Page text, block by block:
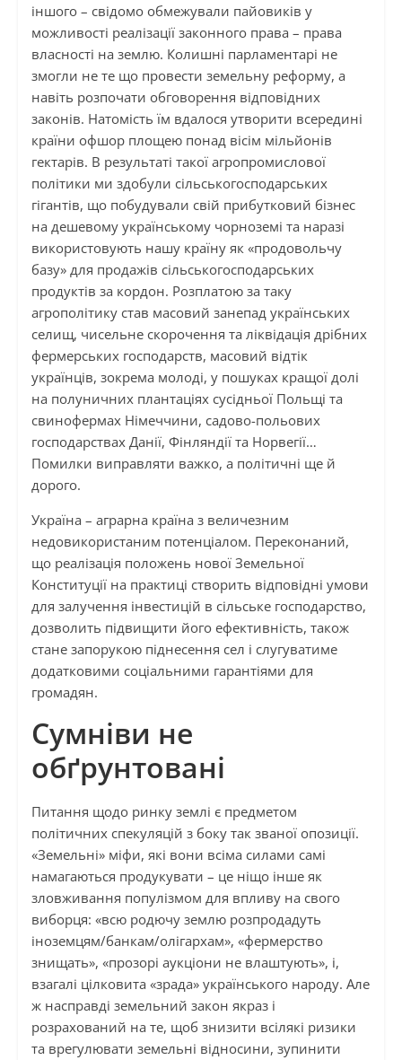
іншого – свідомо обмежували пайовиків у
можливості реалізації законного права – права
власності на землю. Колишні парламентарі не
змогли не те що провести земельну реформу, а
навіть розпочати обговорення відповідних
законів. Натомість їм вдалося утворити всередині
країни офшор площею понад вісім мільйонів
гектарів. В результаті такої агропромислової
політики ми здобули сільськогосподарських
гігантів, що побудували свій прибутковий бізнес
на дешевому українському чорноземі та наразі
використовують нашу країну як «продовольчу
базу» для продажів сільськогосподарських
продуктів за кордон. Розплатою за таку
агрополітику став масовий занепад українських
селищ, чисельне скорочення та ліквідація дрібних
фермерських господарств, масовий відтік
українців, зокрема молоді, у пошуках кращої долі
на полуничних плантаціях сусідньої Польщі та
свинофермах Німеччини, садово-польових
господарствах Данії, Фінляндії та Норвегії…
Помилки виправляти важко, а політичні ще й
дорого.
Україна – аграрна країна з величезним
недовикористаним потенціалом. Переконаний,
що реалізація положень нової Земельної
Конституції на практиці створить відповідні умови
для залучення інвестицій в сільське господарство,
дозволить підвищити його ефективність, також
стане запорукою піднесення сел і слугуватиме
додатковими соціальними гарантіями для
громадян.
Сумніви не
обґрунтовані
Питання щодо ринку землі є предметом
політичних спекуляцій з боку так званої опозиції.
«Земельні» міфи, які вони всіма силами самі
намагаються продукувати – це ніщо інше як
зловживання популізмом для впливу на свого
виборця: «всю родючу землю розпродадуть
іноземцям/банкам/олігархам», «фермерство
знищать», «прозорі аукціони не влаштують», і,
взагалі цілковита «зрада» українського народу. Але
ж насправді земельний закон якраз і
розрахований на те, щоб знизити всілякі ризики
та врегулювати земельні відносини, зупинити